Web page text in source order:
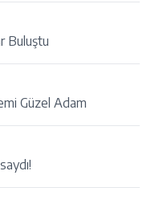
Buluştu
Güzel Adam